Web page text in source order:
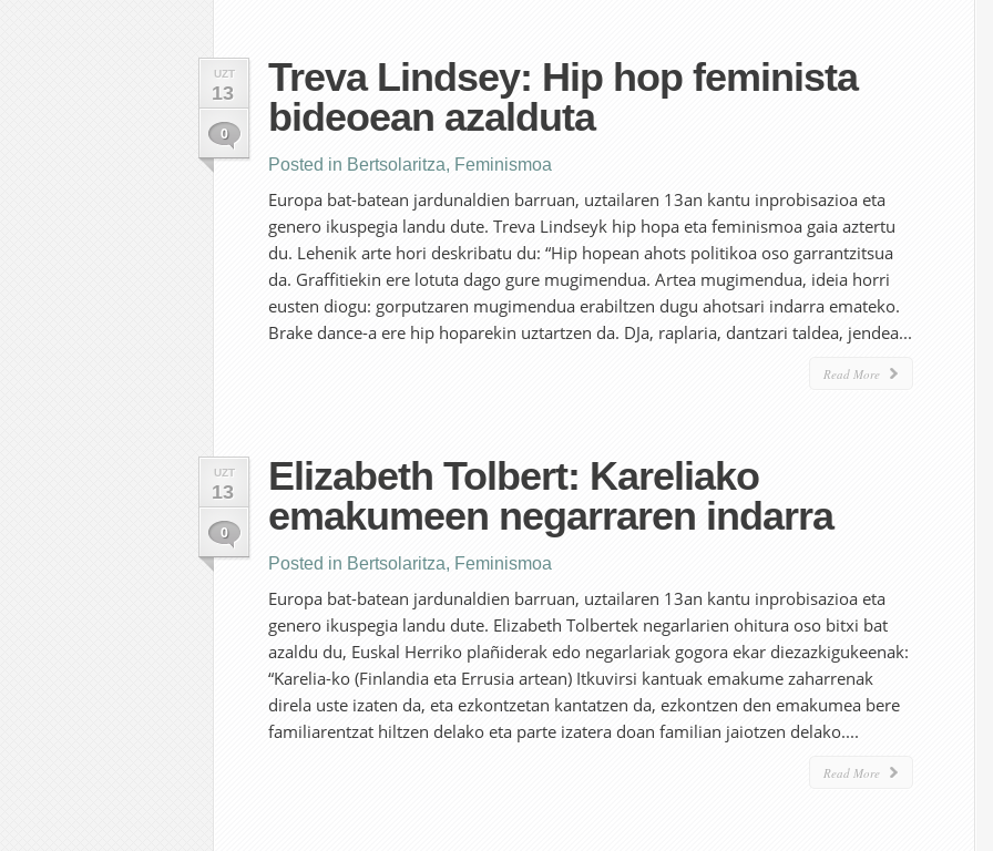
UZT
13
0
Treva Lindsey: Hip hop feminista
bideoean azalduta
Posted in Bertsolaritza, Feminismoa
Europa bat-batean jardunaldien barruan, uztailaren 13an kantu inprobisazioa eta
genero ikuspegia landu dute. Treva Lindseyk hip hopa eta feminismoa gaia aztertu
du. Lehenik arte hori deskribatu du: “Hip hopean ahots politikoa oso garrantzitsua
da. Graffitiekin ere lotuta dago gure mugimendua. Artea mugimendua, ideia horri
eusten diogu: gorputzaren mugimendua erabiltzen dugu ahotsari indarra emateko.
Brake dance-a ere hip hoparekin uztartzen da. DJa, raplaria, dantzari taldea, jendea...
Read More
UZT
13
0
Elizabeth Tolbert: Kareliako
emakumeen negarraren indarra
Posted in Bertsolaritza, Feminismoa
Europa bat-batean jardunaldien barruan, uztailaren 13an kantu inprobisazioa eta
genero ikuspegia landu dute. Elizabeth Tolbertek negarlarien ohitura oso bitxi bat
azaldu du, Euskal Herriko plañiderak edo negarlariak gogora ekar diezazkigukeenak:
“Karelia-ko (Finlandia eta Errusia artean) Itkuvirsi kantuak emakume zaharrenak
direla uste izaten da, eta ezkontzetan kantatzen da, ezkontzen den emakumea bere
familiarentzat hiltzen delako eta parte izatera doan familian jaiotzen delako....
Read More